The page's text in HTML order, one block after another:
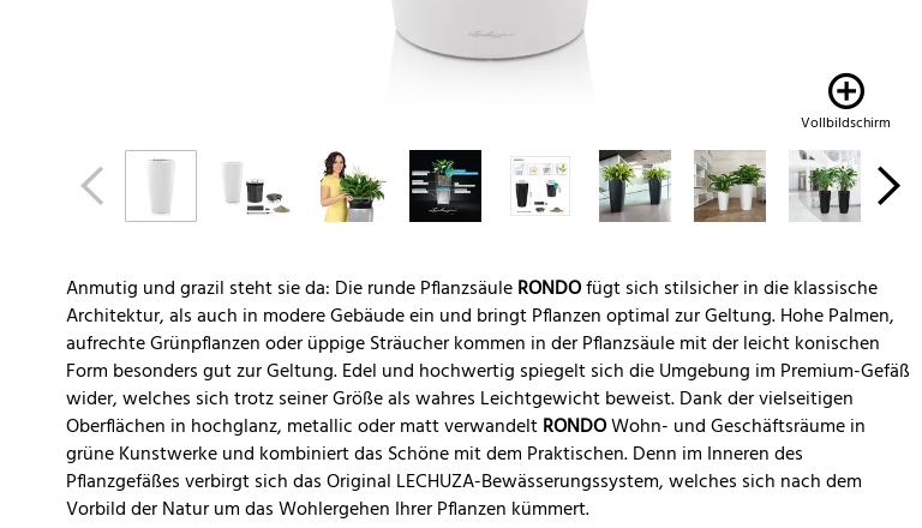
Vollbildschirm
Anmutig und grazil steht sie da: Die runde PflanzsäuleRONDOfügt sich stilsicher in die klassische
Architektur, als auch in modere Gebäude ein und bringt Pflanzen optimal zur Geltung. Hohe Palmen,
aufrechte Grünpflanzen oder üppige Sträucher kommen in der Pflanzsäule mit der leicht konischen
Form besonders gut zur Geltung. Edel und hochwertig spiegelt sich die Umgebung im Premium-Gefäß
wider, welches sich trotz seiner Größe als wahres Leichtgewicht beweist. Dank der vielseitigen
Oberflächen in hochglanz, metallic oder matt verwandeltRONDOWohn- und Geschäftsräume in
grüne Kunstwerke und kombiniert das Schöne mit dem Praktischen. Denn im Inneren des
Pflanzgefäßes verbirgt sich das Original LECHUZA-Bewässerungssystem, welches sich nach dem
Vorbild der Natur um das Wohlergehen Ihrer Pflanzen kümmert.